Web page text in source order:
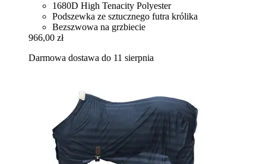
1680D High Tenacity Polyester
Podszewka ze sztucznego futra królika
Bezszwowa na grzbiecie
966,00 zł
Darmowa dostawa do 11 sierpnia